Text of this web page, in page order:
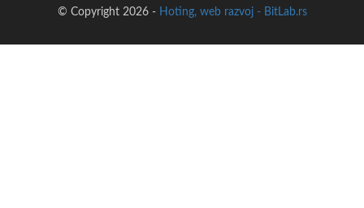
© Copyright 2026 - Hoting, web razvoj - BitLab.rs